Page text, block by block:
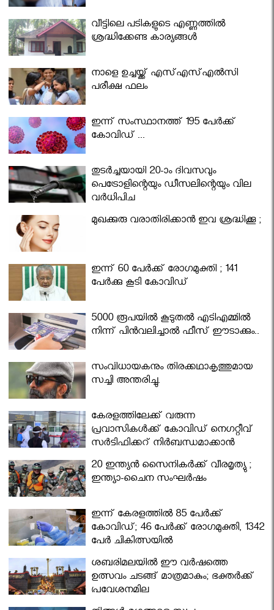
വീട്ടിലെ പടികളുടെ എണ്ണത്തിൽ
ശ്രദ്ധിക്കേണ്ട കാര്യങ്ങൾ
നാളെ ഉച്ചയ്ക്ക് എസ്എസ്എല്‍സി
പരീക്ഷ ഫലം
ഇന്ന് സംസ്ഥാനത്ത് 195 പേര്‍ക്ക്
കോവിഡ് ...
തുടർച്ചയായി 20-ാം ദിവസവും
പെട്രോളിന്റെയും ഡീസലിന്റെയും വില
വര്‍ധിപ്പിച്ചു
മുഖക്കുരു വരാതിരിക്കാന്‍ ഇവ ശ്രദ്ധിക്കൂ ;
ഇന്ന് 60 പേർക്ക് രോഗമുക്തി ; 141
പേര്‍ക്കു കൂടി കോവിഡ്
5000 രൂപയിൽ കൂടുതൽ എടിഎമ്മിൽ
നിന്ന് പിൻവലിച്ചാൽ ഫീസ് ഈടാക്കും..
സംവിധായകനും തിരക്കഥാകൃത്തുമായ
സച്ചി അന്തരിച്ചു.
കേരളത്തിലേക്ക് വരുന്ന
പ്രവാസികള്‍ക്ക് കോവിഡ് നെഗറ്റീവ്
സര്‍ട്ടിഫിക്കറ്റ് നിർബന്ധമാക്കാൻ
മന്ത്രിസഭ
20 ഇന്ത്യൻ സൈനികർക്ക് വീരമൃത്യു ;
ഇന്ത്യാ-ചൈന സംഘർഷം
ഇന്ന് കേരളത്തിൽ 85 പേർക്ക്
കോവിഡ്; 46 പേർക്ക് രോഗമുക്തി, 1342
പേർ ചികിത്സയിൽ
ശബരിമലയില്‍ ഈ വർഷത്തെ
ഉത്സവം ചടങ്ങ് മാത്രമാകും; ഭക്തർക്ക്
പ്രവേശനമില്ല